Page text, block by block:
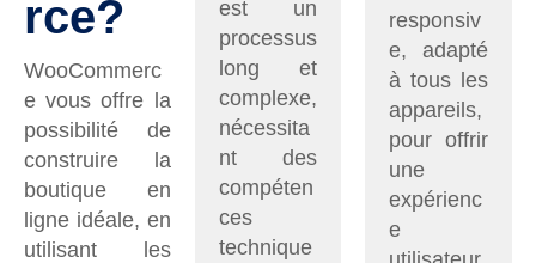
rce?
WooCommerc
e vous offre la
possibilité de
construire la
boutique en
ligne idéale, en
utilisant les
est un
processus
long et
complexe,
nécessita
nt des
compéten
ces
technique
responsiv
e, adapté
à tous les
appareils,
pour offrir
une
expérienc
e